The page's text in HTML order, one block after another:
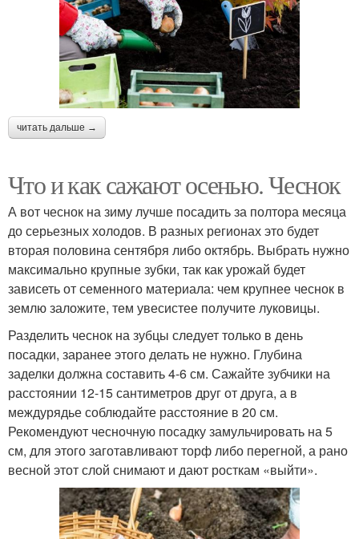
читать дальше →
Что и как сажают осенью. Чеснок
А вот чеснок на зиму лучше посадить за полтора месяца
до серьезных холодов. В разных регионах это будет
вторая половина сентября либо октябрь. Выбрать нужно
максимально крупные зубки, так как урожай будет
зависеть от семенного материала: чем крупнее чеснок в
землю заложите, тем увесистее получите луковицы.
Разделить чеснок на зубцы следует только в день
посадки, заранее этого делать не нужно. Глубина
заделки должна составить 4-6 см. Сажайте зубчики на
расстоянии 12-15 сантиметров друг от друга, а в
междурядье соблюдайте расстояние в 20 см.
Рекомендуют чесночную посадку замульчировать на 5
см, для этого заготавливают торф либо перегной, а рано
весной этот слой снимают и дают росткам «выйти».